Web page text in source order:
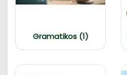
Gramatikos (1)